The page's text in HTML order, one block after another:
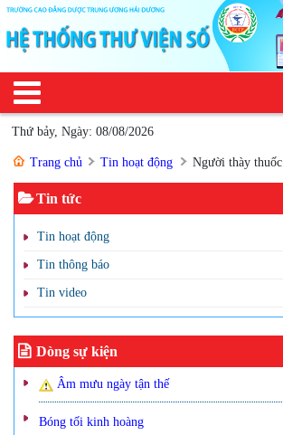
Thứ bảy, Ngày: 08/08/2026
Trang chủ Tin hoạt động Người thày thuốc
Tin tức
Tin hoạt động
Tin thông báo
Tin video
Dòng sự kiện
Âm mưu ngày tận thế
Bóng tối kinh hoàng